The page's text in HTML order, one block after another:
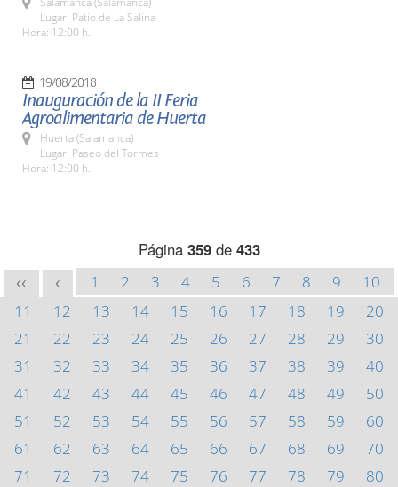
Lugar: Patio de La Salina
Hora: 12:00 h.
19/08/2018
Inauguración de la II Feria
Agroalimentaria de Huerta
Huerta (Salamanca)
Lugar: Paseo del Tormes
Hora: 12:00 h.
Página 359de 433
<< < 1 2 3 4 5 6 7 8 9
10
11
12 13 14 15 16 17 18 19
20
21
22 23 24 25 26 27 28 29
30
31
32 33 34 35 36 37 38 39
40
41
42 43 44 45 46 47 48 49
50
51
52 53 54 55 56 57 58 59
60
61
62 63 64 65 66 67 68 69
70
71
72 73 74 75 76 77 78 79
80